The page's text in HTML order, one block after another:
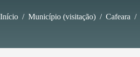
Início / Município (visitação) / Cafeara /